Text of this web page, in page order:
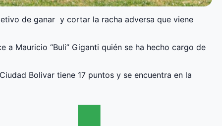
de ganar y cortar la racha adversa que viene
Mauricio “Buli” Giganti quién se ha hecho cargo de
Bolivar tiene 17 puntos y se encuentra en la